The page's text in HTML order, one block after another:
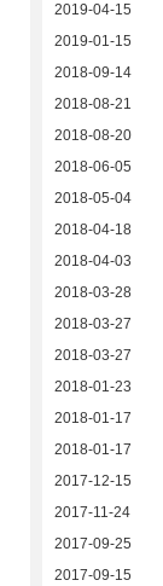
2019-04-15
2019-01-15
2018-09-14
2018-08-21
2018-08-20
2018-06-05
2018-05-04
2018-04-18
2018-04-03
2018-03-28
2018-03-27
2018-03-27
2018-01-23
2018-01-17
2018-01-17
2017-12-15
2017-11-24
2017-09-25
2017-09-15